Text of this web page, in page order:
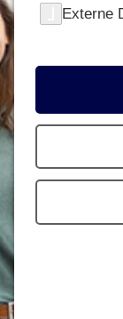
Externe